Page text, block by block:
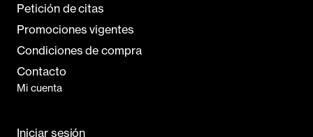
Petición de citas
Promociones vigentes
Condiciones de compra
Contacto
Mi cuenta
Iniciar sesión